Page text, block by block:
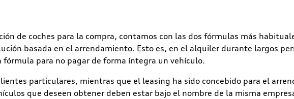
de coches para la compra, contamos con las dos fórmulas más
basada en el arrendamiento. Esto es, en el alquiler durante largos
para no pagar de forma íntegra un vehículo.
particulares, mientras que el leasing ha sido concebido para el
que deseen obtener deben estar bajo el nombre de la misma